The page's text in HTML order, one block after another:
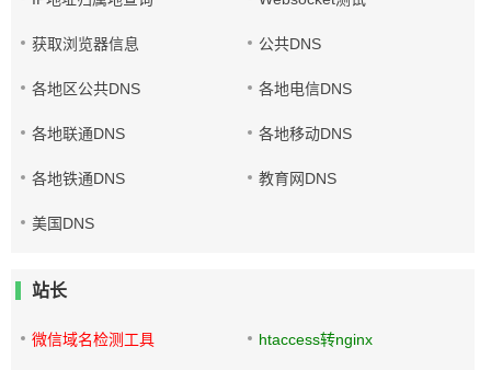
获取浏览器信息 公共DNS
各地区公共DNS 各地电信DNS
各地联通DNS 各地移动DNS
各地铁通DNS 教育网DNS
美国DNS
站长
微信域名检测工具 htaccess转nginx